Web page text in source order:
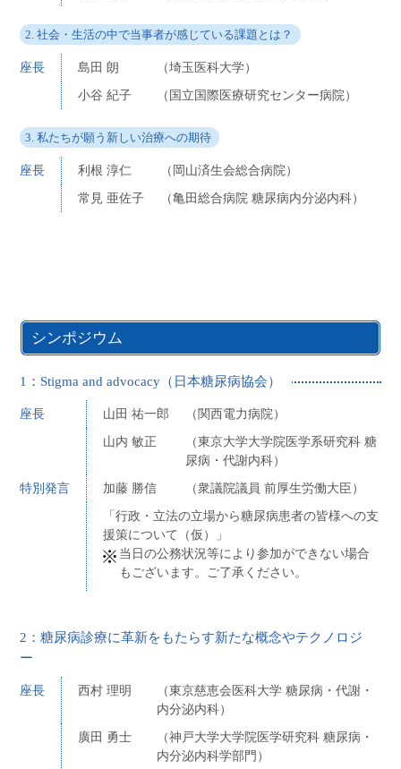
2. 社会・生活の中で当事者が感じている課題とは？
座長 島田 朗 （埼玉医科大学）
小谷 紀子 （国立国際医療研究センター病院）
3. 私たちが願う新しい治療への期待
座長 利根 淳仁 （岡山済生会総合病院）
常見 亜佐子 （亀田総合病院 糖尿病内分泌内科）
シンポジウム
1：Stigma and advocacy（日本糖尿病協会）
座長 山田 祐一郎 （関西電力病院）
山内 敏正
（東京大学大学院医学系研究科 糖
尿病・代謝内科）
特別発言 加藤 勝信 （衆議院議員 前厚生労働大臣）
「行政・立法の立場から糖尿病患者の皆様への支
援策について（仮）」
当日の公務状況等により参加ができない場合
もございます。ご了承ください。
2：糖尿病診療に革新をもたらす新たな概念やテクノロジ
ー
座長 西村 理明
（東京慈恵会医科大学 糖尿病・代謝・
内分泌内科）
廣田 勇士
（神戸大学大学院医学研究科 糖尿病・
内分泌内科学部門）